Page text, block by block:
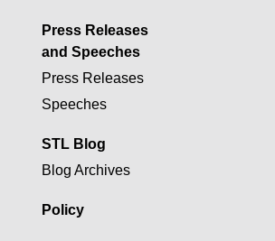
Press Releases
and Speeches
Press Releases
Speeches
STL Blog
Blog Archives
Policy